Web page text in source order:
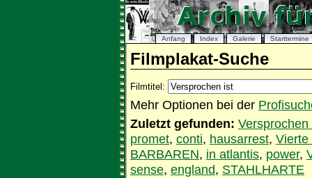
Anfang Index Galerie Starttermine
Filmplakat-Suche
Filmtitel:
Mehr Optionen bei der
Zuletzt gefunden: Versprochen
promet, conti, hausarrest, Vierte
BARBAREN, in atlantis, power,
sense, england, STAHLHARTE